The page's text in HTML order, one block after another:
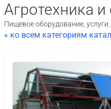
Агротехника
Пищевое оборудование,
« ко всем категориям